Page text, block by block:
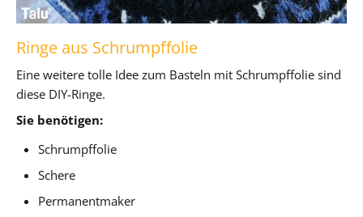
Ringe aus Schrumpffolie
Eine weitere tolle Idee zum Basteln mit Schrumpffolie sind
diese DIY-Ringe.
Sie benötigen:
Schrumpffolie
Schere
Permanentmaker